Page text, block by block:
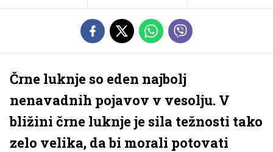
Črne luknje so eden najbolj
nenavadnih pojavov v vesolju. V
bližini črne luknje je sila težnosti tako
zelo velika, da bi morali potovati